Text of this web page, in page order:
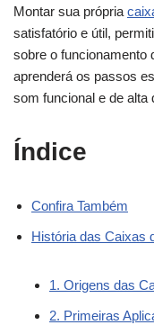
Montar sua própria
satisfatório e útil,
sobre o funcionamento
aprenderá os passos
som funcional e de alta
Índice
Confira Também
História das Caixas
1. Origens das
2. Primeiras